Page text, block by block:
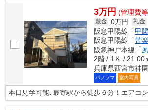
3万円 (管理費
敷金 0万円 礼金
阪急甲陽線「甲
阪急甲陽線「苦
阪急神戸本線「
2階 / 1Ｋ / 21.00
兵庫県西宮市神
パノラマ 室内写真
本日見学可能♪最寄駅から徒歩６分！エアコ